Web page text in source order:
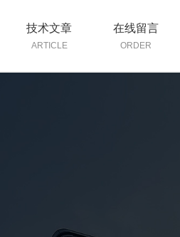
技术文章
ARTICLE
在线留言
ORDER